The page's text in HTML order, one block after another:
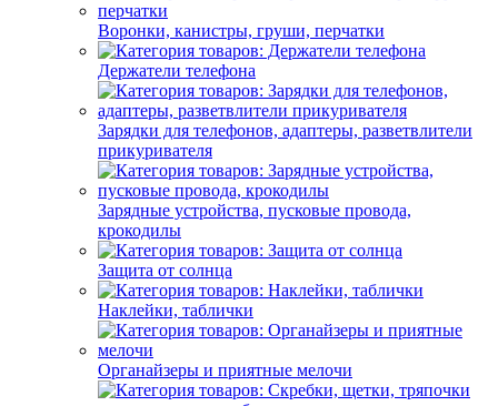
Воронки, канистры, груши, перчатки
Держатели телефона
Зарядки для телефонов, адаптеры, разветвлители
прикуривателя
Зарядные устройства, пусковые провода,
крокодилы
Защита от солнца
Наклейки, таблички
Органайзеры и приятные мелочи